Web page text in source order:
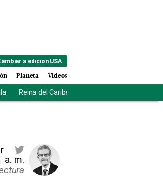
a edición USA
Planeta Videos
Reina del Caribe
a. m.